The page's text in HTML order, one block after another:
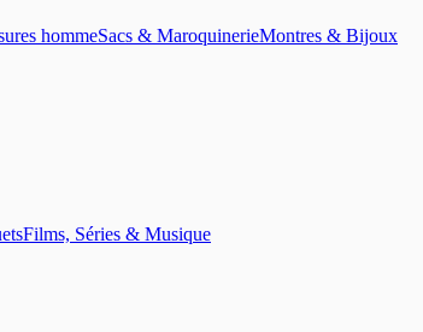
hommeSacs & MaroquinerieMontres & Bijoux
Films, Séries & Musique